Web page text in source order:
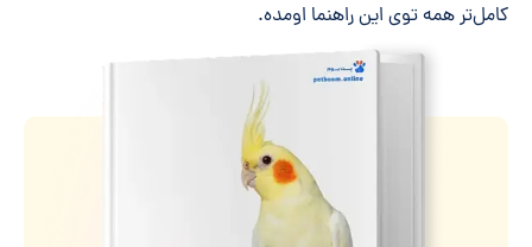
کامل‌تر همه توی این راهنما اومده.